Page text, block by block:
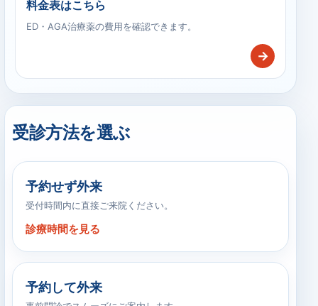
料金表はこちら
ED・AGA治療薬の費用を確認できます。
→
受診方法を選ぶ
予約せず外来
受付時間内に直接ご来院ください。
診療時間を見る
予約して外来